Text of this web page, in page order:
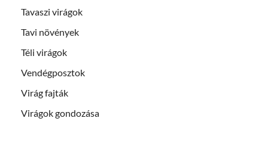
Tavaszi virágok
Tavi növények
Téli virágok
Vendégposztok
Virág fajták
Virágok gondozása